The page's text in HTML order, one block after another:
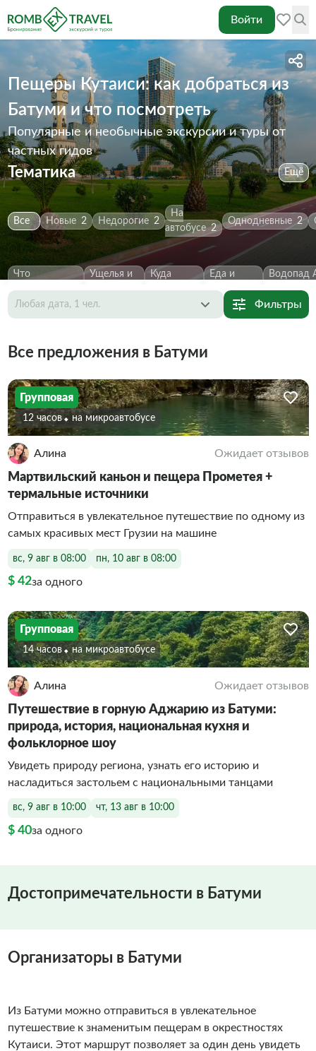
Войти
Пещеры Кутаиси: как добраться из
Батуми и что посмотреть
Популярные и необычные экскурсии и туры от
частных гидов
Тематика Ещё
Все Новые 2 Недорогие 2
На
автобусе 2
Однодневные 2
Что
посмотреть 2
Ущелья и
каньоны 2
Куда
сходить 2
Еда и
напитки 1
Водопад
Любая дата, 1 чел.
Фильтры
Все предложения в Батуми
Групповая
12 часов На микроавтобусе
Алина Ожидает отзывов
Мартвильский каньон и пещера Прометея +
термальные источники
Отправиться в увлекательное путешествие по одному из
самых красивых мест Грузии на машине
вс, 9 авг в 08:00 пн, 10 авг в 08:00
$ 42за одного
Групповая
14 часов На микроавтобусе
Алина Ожидает отзывов
Путешествие в горную Аджарию из Батуми:
природа, история, национальная кухня и
фольклорное шоу
Увидеть природу региона, узнать его историю и
насладиться застольем с национальными танцами
вс, 9 авг в 10:00 чт, 13 авг в 10:00
$ 40за одного
Достопримечательности в Батуми
Организаторы в Батуми
Из Батуми можно отправиться в увлекательное
путешествие к знаменитым пещерам в окрестностях
Кутаиси. Этот маршрут позволяет за один день увидеть